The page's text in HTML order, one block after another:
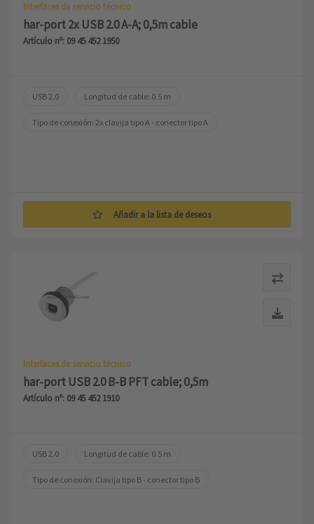
Interfaces de servicio técnico
har-port 2x USB 2.0 A-A; 0,5m cable
Artículo nº: 09 45 452 1950
USB 2.0 Longitud de cable: 0.5 m
Tipo de conexión: 2x clavija tipo A - conector tipo A
Añadir a la lista de deseos
Interfaces de servicio técnico
har-port USB 2.0 B-B PFT cable; 0,5m
Artículo nº: 09 45 452 1910
USB 2.0 Longitud de cable: 0.5 m
Tipo de conexión: Clavija tipo B - conector tipo B